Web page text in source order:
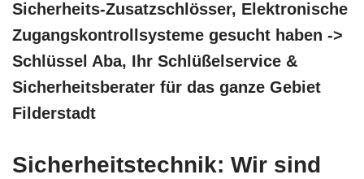
Sicherheits-Zusatzschlösser, Elektronische
Zugangskontrollsysteme gesucht haben ->
Schlüssel Aba, Ihr Schlüßelservice &
Sicherheitsberater für das ganze Gebiet
Filderstadt
Sicherheitstechnik: Wir sind